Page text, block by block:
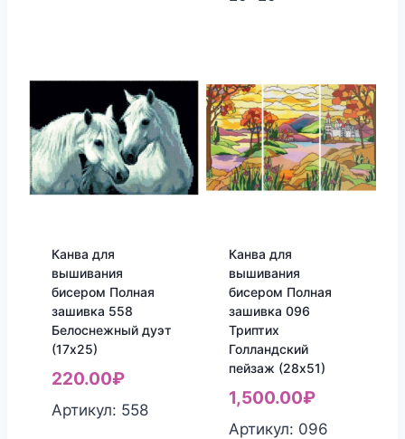
Канва для
вышивания
бисером Полная
зашивка 558
Белоснежный дуэт
(17х25)
220.00₽
Артикул: 558
Канва для
вышивания
бисером Полная
зашивка 096
Триптих
Голландский
пейзаж (28х51)
1,500.00₽
Артикул: 096